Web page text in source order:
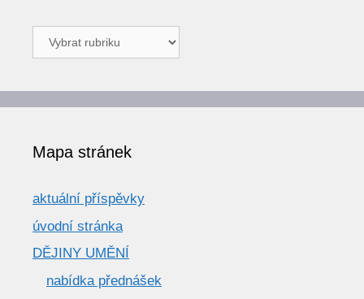
Články
a
Mapa stránek
aktuální příspěvky
úvodní stránka
DĚJINY UMĚNÍ
nabídka přednášek